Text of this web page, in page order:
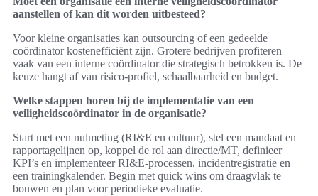
aanstellen of kan dit worden uitbesteed?
Voor kleine organisaties kan outsourcing of een gedeelde
coördinator kostenefficiënt zijn. Grotere bedrijven profiteren
vaak van een interne coördinator die strategisch betrokken is. De
keuze hangt af van risico‑profiel, schaalbaarheid en budget.
Welke stappen horen bij de implementatie van een
veiligheidscoördinator in de organisatie?
Start met een nulmeting (RI&E en cultuur), stel een mandaat en
rapportagelijnen op, koppel de rol aan directie/MT, definieer
KPI’s en implementeer RI&E-processen, incidentregistratie en
een trainingkalender. Begin met quick wins om draagvlak te
bouwen en plan voor periodieke evaluatie.